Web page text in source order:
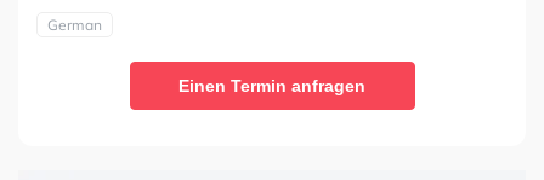
German
Einen Termin anfragen